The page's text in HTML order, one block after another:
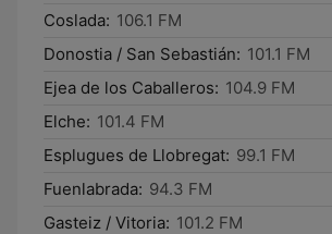
Coslada: 106.1 FM
Donostia / San Sebastián: 101.1 FM
Ejea de los Caballeros: 104.9 FM
Elche: 101.4 FM
Esplugues de Llobregat: 99.1 FM
Fuenlabrada: 94.3 FM
Gasteiz / Vitoria: 101.2 FM